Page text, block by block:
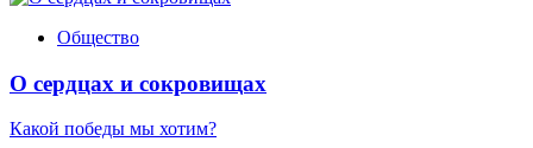
Общество
О сердцах и сокровищах
Какой победы мы хотим?